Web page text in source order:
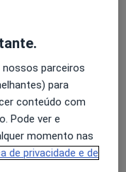
Comportamentos
Ligação.
Psicóticos
Da Ansiedade
parceiros
para
conteúdo com
Pode ver e
momento nas
de privacidade e de